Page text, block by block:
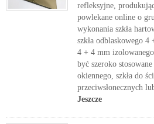
refleksyjne,
powlekane online o
wykonania szkła
szkła odblaskowego
4 + 4 mm
być szeroko
okiennego, szkła do
przeciwsłonecznych
Jeszcze